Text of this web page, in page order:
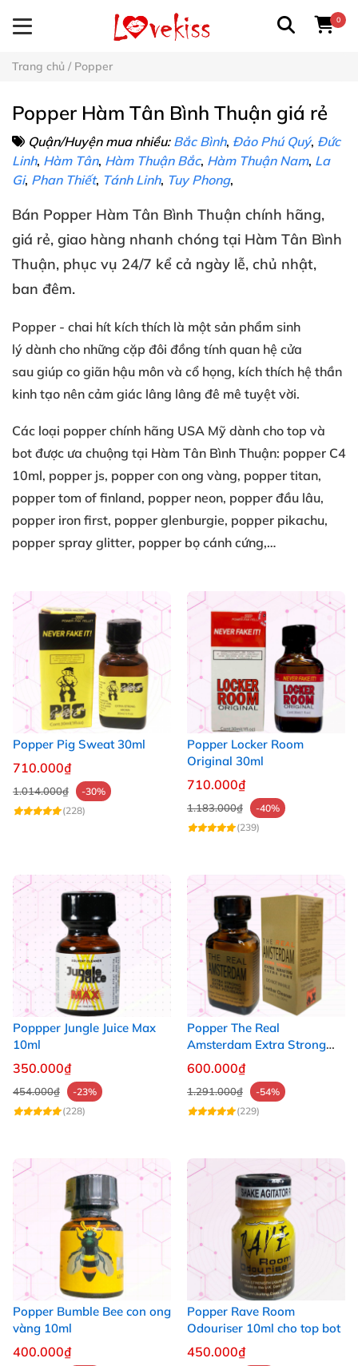
0
Trang chủ / Popper
Popper Hàm Tân Bình Thuận giá rẻ
Quận/Huyện mua nhiều: Bắc Bình, Đảo Phú Quý, Đức
Linh, Hàm Tân, Hàm Thuận Bắc, Hàm Thuận Nam, La
Gi, Phan Thiết, Tánh Linh, Tuy Phong,
Bán Popper Hàm Tân Bình Thuận chính hãng,
giá rẻ, giao hàng nhanh chóng tại Hàm Tân Bình
Thuận, phục vụ 24/7 kể cả ngày lễ, chủ nhật,
ban đêm.
Popper - chai hít kích thích là một sản phẩm sinh
lý dành cho những cặp đôi đồng tính quan hệ cửa
sau giúp co giãn hậu môn và cổ họng, kích thích hệ thần
kinh tạo nên cảm giác lâng lâng đê mê tuyệt vời.
Các loại popper chính hãng USA Mỹ dành cho top và
bot được ưa chuộng tại Hàm Tân Bình Thuận: popper C4
10ml, popper js, popper con ong vàng, popper titan,
popper tom of finland, popper neon, popper đầu lâu,
popper iron first, popper glenburgie, popper pikachu,
popper spray glitter, popper bọ cánh cứng,…
Popper Pig Sweat 30ml
710.000₫
1.014.000₫
-30%
(228)
Popper Locker Room
Original 30ml
710.000₫
1.183.000₫
-40%
(239)
Poppper Jungle Juice Max
10ml
350.000₫
454.000₫
-23%
(228)
Popper The Real
Amsterdam Extra Strong
30ml
600.000₫
1.291.000₫
-54%
(229)
Popper Bumble Bee con ong
vàng 10ml
400.000₫
Popper Rave Room
Odouriser 10ml cho top bot
450.000₫